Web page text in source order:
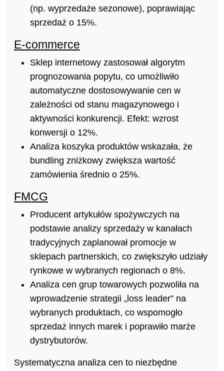
(np. wyprzedaże sezonowe), poprawiając
sprzedaż o 15%.
E-commerce
Sklep internetowy zastosował algorytm
prognozowania popytu, co umożliwiło
automatyczne dostosowywanie cen w
zależności od stanu magazynowego i
aktywności konkurencji. Efekt: wzrost
konwersji o 12%.
Analiza koszyka produktów wskazała, że
bundling zniżkowy zwiększa wartość
zamówienia średnio o 25%.
FMCG
Producent artykułów spożywczych na
podstawie analizy sprzedaży w kanałach
tradycyjnych zaplanował promocje w
sklepach partnerskich, co zwiększyło udziały
rynkowe w wybranych regionach o 8%.
Analiza cen grup towarowych pozwoliła na
wprowadzenie strategii „loss leader” na
wybranych produktach, co wspomogło
sprzedaż innych marek i poprawiło marże
dystrybutorów.
Systematyczna analiza cen to niezbędne